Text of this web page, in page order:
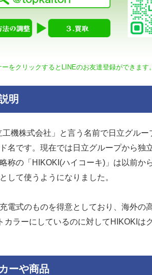
をクリックするとLINEのお友達登録ができます。
明
工機株式会社」と言う名前で日立グル
名です。現在では日立グループから独
称の「HIKOKI(ハイコーキ)」は以前か
して使うようになりました。
電式のものを得意としており、海外の
ラーにしているのに対してHIKOKIは
ーや商品